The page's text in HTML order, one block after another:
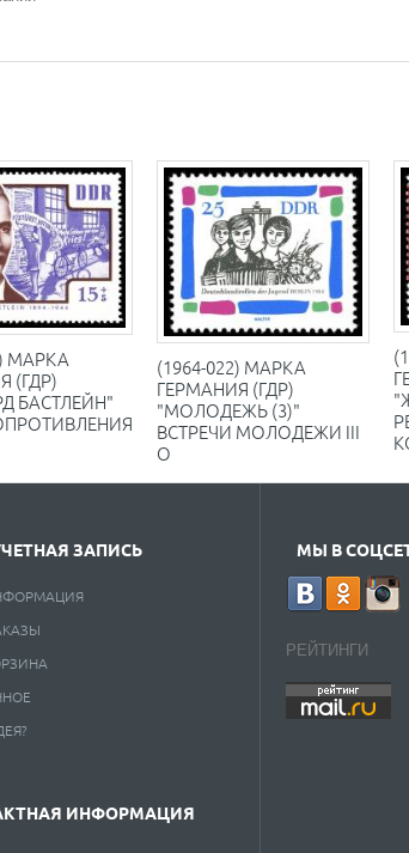
МАРКА
(ГДР)
БАСТЛЕЙН"
(1964-022) МАРКА
ГЕРМАНИЯ (ГДР)
"МОЛОДЕЖЬ (3)"
ВСТРЕЧИ МОЛОДЕЖИ III
O
ЗАПИСЬ
ИНФОРМАЦИЯ
МЫ В
РЕЙТИНГИ